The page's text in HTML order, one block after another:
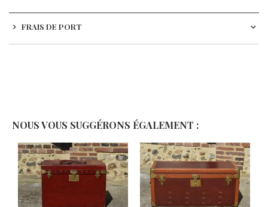
FRAIS DE PORT
NOUS VOUS SUGGÉRONS ÉGALEMENT :